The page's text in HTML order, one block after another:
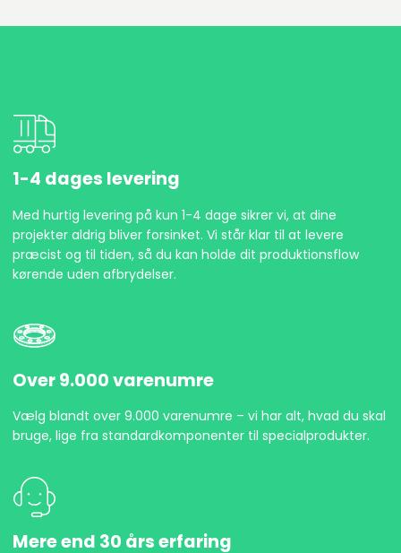
1-4 dages levering
Med hurtig levering på kun 1-4 dage sikrer vi, at dine
projekter aldrig bliver forsinket. Vi står klar til at levere
præcist og til tiden, så du kan holde dit produktionsflow
kørende uden afbrydelser.
Over 9.000 varenumre
Vælg blandt over 9.000 varenumre – vi har alt, hvad du skal
bruge, lige fra standardkomponenter til specialprodukter.
Mere end 30 års erfaring